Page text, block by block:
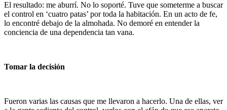
El resultado: me aburrí. No lo soporté. Tuve que someterme a buscar
el control en ‘cuatro patas’ por toda la habitación. En un acto de fe,
lo encontré debajo de la almohada. No demoré en entender la
conciencia de una dependencia tan vana.
Tomar la decisión
Fueron varias las causas que me llevaron a hacerlo. Una de ellas, ver